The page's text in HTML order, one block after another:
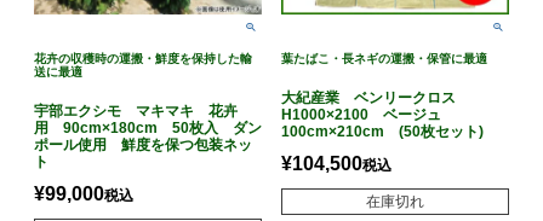
花卉の収穫時の運搬・鮮度を保持した輸
送に最適
宇部エクシモ マキマキ 花卉
用 90cm×180cm 50枚入 ダン
ポール使用 鮮度を保つ包装ネッ
ト
¥99,000税込
葉たばこ・長ネギの運搬・保管に最適
大紀産業 ベンリークロス
H1000×2100 ベージュ
100cm×210cm (50枚セット)
¥104,500税込
在庫切れ